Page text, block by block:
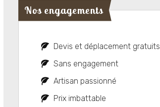
Nos engagements
Devis et déplacement gratuits
Sans engagement
Artisan passionné
Prix imbattable